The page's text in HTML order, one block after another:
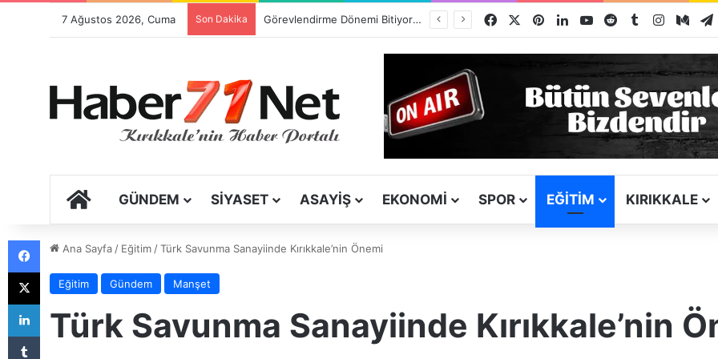
7 Ağustos 2026, Cuma Son Dakika Kız Kardeşini Öldüren Firari Mandırada Yakalandı Facebook PinterestLinkedInYouTubeRedditTumblrInstagram
ANA SAYFA
GÜNDEM SIYASET ASAYIŞ EKONOMI SPOR EĞITIM KIRIKKALE
Ana Sayfa/ Eğitim/Türk Savunma Sanayiinde Kırıkkale’nin Önemi
Eğitim Gündem Manşet
Türk Savunma Sanayiinde Kırıkkale’nin
Tumblr